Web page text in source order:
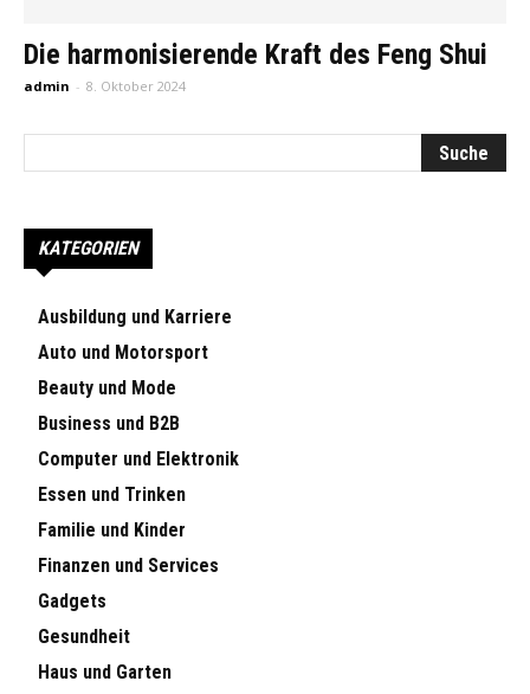
Die harmonisierende Kraft des Feng Shui
admin - 8. Oktober 2024
KATEGORIEN
Ausbildung und Karriere
Auto und Motorsport
Beauty und Mode
Business und B2B
Computer und Elektronik
Essen und Trinken
Familie und Kinder
Finanzen und Services
Gadgets
Gesundheit
Haus und Garten